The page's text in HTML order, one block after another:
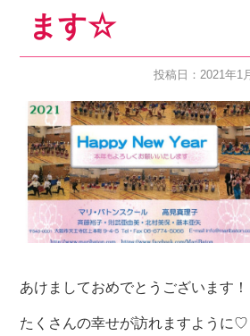
ます☆
投稿日：2021年1
あけましておめでとうございます！
たくさんの幸せが訪れますように♡